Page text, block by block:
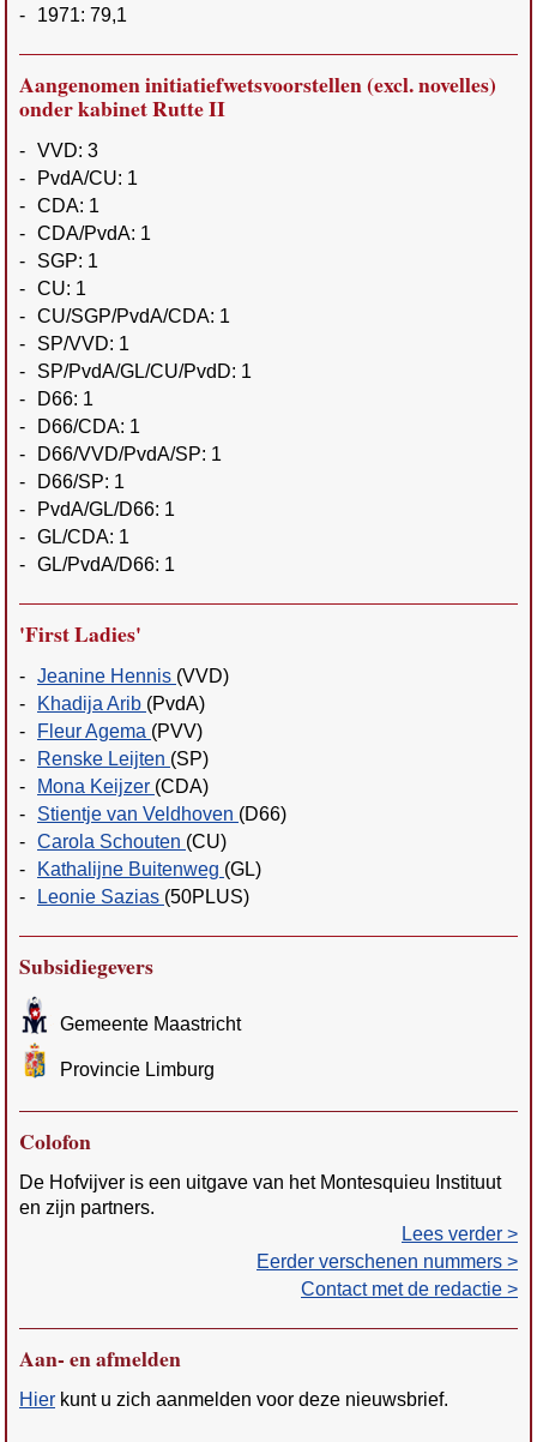
-
1971: 79,1
Aangenomen initiatiefwetsvoorstellen (excl. novelles)
onder kabinet Rutte II
- VVD: 3
-
PvdA/CU: 1
- CDA: 1
- CDA/PvdA: 1
-
SGP: 1
- CU: 1
- CU/SGP/PvdA/CDA: 1
-
SP/VVD: 1
-
SP/PvdA/GL/CU/PvdD: 1
-
D66: 1
-
D66/CDA: 1
-
D66/VVD/PvdA/SP: 1
-
D66/SP: 1
-
PvdA/GL/D66: 1
- GL/CDA: 1
- GL/PvdA/D66: 1
'First Ladies'
- Jeanine Hennis (VVD)
-
Khadija Arib (PvdA)
-
Fleur Agema (PVV)
-
Renske Leijten (SP)
-
Mona Keijzer (CDA)
-
Stientje van Veldhoven (D66)
- Carola Schouten (CU)
-
Kathalijne Buitenweg (GL)
-
Leonie Sazias (50PLUS)
Subsidiegevers
Gemeente Maastricht
Provincie Limburg
Colofon
De Hofvijver is een uitgave van het Montesquieu Instituut
en zijn partners.
Lees verder >
Eerder verschenen nummers >
Contact met de redactie >
Aan- en afmelden
Hier kunt u zich aanmelden voor deze nieuwsbrief.